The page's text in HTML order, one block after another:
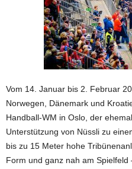
Vom 14. Januar bis 2. Februar
Norwegen, Dänemark und
Handball-WM in Oslo, der
Unterstützung von Nüssli zu
bis zu 15 Meter hohe
Form und ganz nah am